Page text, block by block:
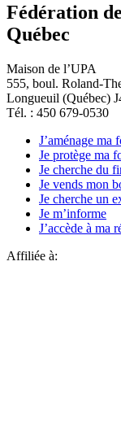
Fédération
Québec
Maison de l’UPA
555, boul. Roland-
Longueuil (Québec)
Tél. : 450 679-0530
J’aménage ma
Je protège ma
Je cherche du
Je vends mon
Je cherche un
Je m’informe
J’accède à ma
Affiliée à: